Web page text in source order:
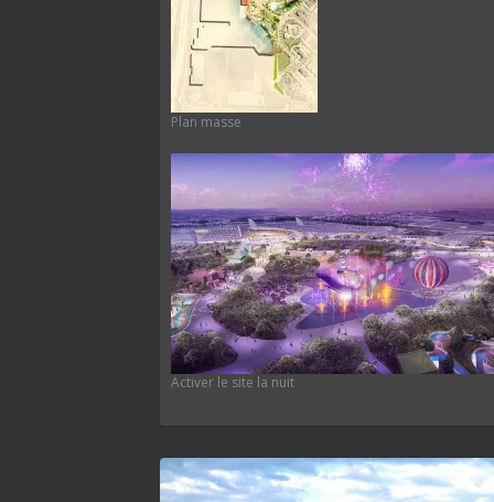
Plan masse
Activer le site la nuit